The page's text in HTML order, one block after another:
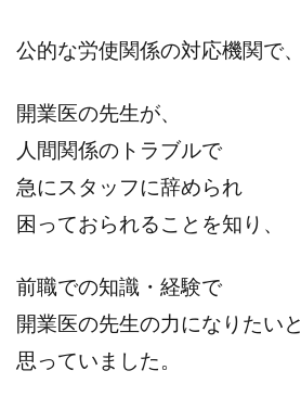
公的な労使関係の対応機関で、
開業医の先生が、
人間関係のトラブルで
急にスタッフに辞められ
困っておられることを知り、
前職での知識・経験で
開業医の先生の力になりたいと
思っていました。